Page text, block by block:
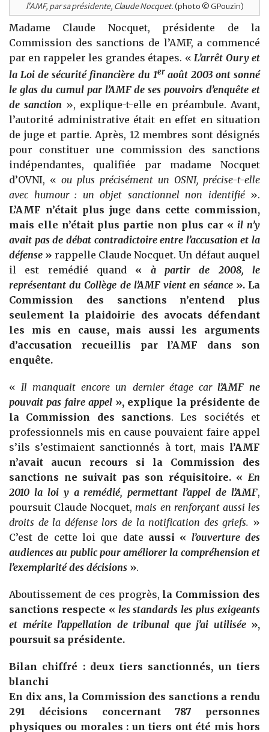
l’AMF, par sa présidente, Claude Nocquet. (photo © GPouzin)
Madame Claude Nocquet, présidente de la
Commission des sanctions de l’AMF, a commencé
par en rappeler les grandes étapes. «L’arrêt Oury et
la Loi de sécurité financière du 1eraoût 2003 ont sonné
le glas du cumul par l’AMF de ses pouvoirs d’enquête et
de sanction », explique-t-elle en préambule. Avant,
l’autorité administrative était en effet en situation
de juge et partie. Après, 12 membres sont désignés
pour constituer une commission des sanctions
indépendantes, qualifiée par madame Nocquet
d’OVNI, « ou plus précisément un OSNI, précise-t-elle
avec humour : un objet sanctionnel non identifié».
L’AMF n’était plus juge dans cette commission,
mais elle n’était plus partie non plus car « il n’y
avait pas de débat contradictoire entre l’accusation et la
défense » rappelle Claude Nocquet. Un défaut auquel
il est remédié quand « à partir de 2008, le
représentant du Collège de l’AMF vient en séance». La
Commission des sanctions n’entend plus
seulement la plaidoirie des avocats défendant
les mis en cause, mais aussi les arguments
d’accusation recueillis par l’AMF dans son
enquête.
«Il manquait encore un dernier étage car l’AMF ne
pouvait pas faire appel», explique la présidente de
la Commission des sanctions. Les sociétés et
professionnels mis en cause pouvaient faire appel
s’ils s’estimaient sanctionnés à tort, mais l’AMF
n’avait aucun recours si la Commission des
sanctions ne suivait pas son réquisitoire. « En
2010 la loi y a remédié, permettant l’appel de l’AMF,
poursuit Claude Nocquet,mais en renforçant aussi les
droits de la défense lors de la notification des griefs. »
C’est de cette loi que date aussi « l’ouverture des
audiences au public pour améliorer la compréhension et
l’exemplarité des décisions ».
Aboutissement de ces progrès, la Commission des
sanctions respecte « les standards les plus exigeants
et mérite l’appellation de tribunal que j’ai utilisée»,
poursuit sa présidente.
Bilan chiffré : deux tiers sanctionnés, un tiers
blanchi
En dix ans, la Commission des sanctions a rendu
291 décisions concernant 787 personnes
physiques ou morales : un tiers ont été mis hors